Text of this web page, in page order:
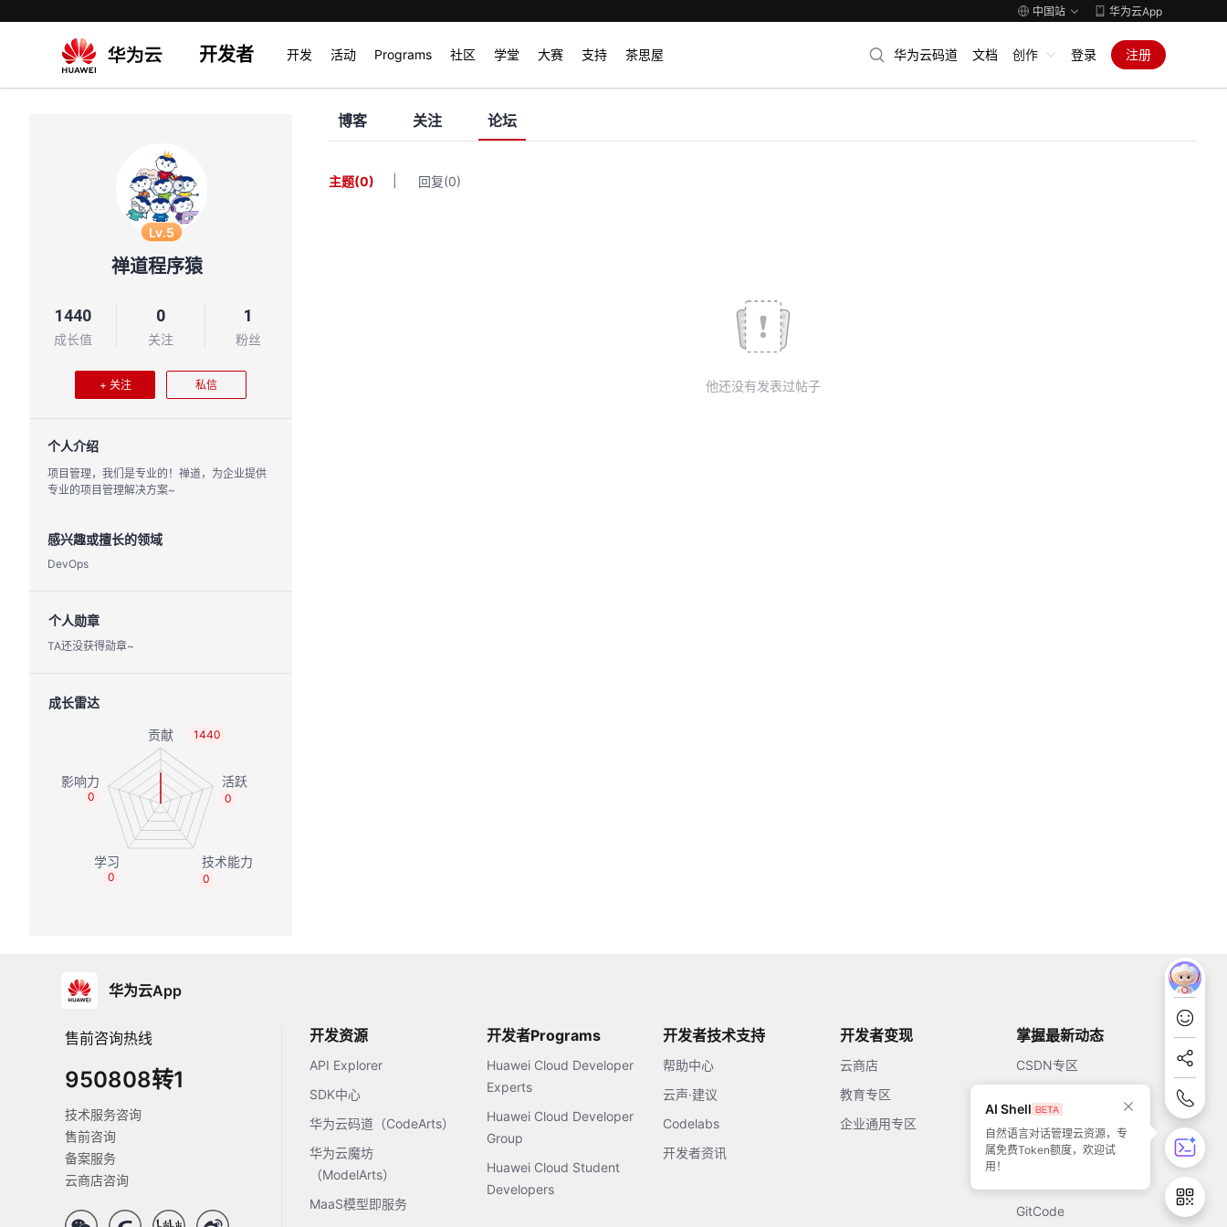
中国站 华为云App
开发者 开发 活动 Programs 社区 学堂 大赛 支持 茶思屋 华为云码道 文档 创作 登录 注册
Lv.5
禅道程序猿
1440
成长值
0
关注
1
粉丝
+ 关注 私信
个人介绍
项目管理，我们是专业的！禅道，为企业提供
专业的项目管理解决方案~
感兴趣或擅长的领域
DevOps
个人勋章
TA还没获得勋章~
成长雷达
1440
0
0
0
0
博客 关注 论坛
主题(0) 回复(0)
他还没有发表过帖子
华为云App
售前咨询热线
950808转1
技术服务咨询
售前咨询
备案服务
云商店咨询
开发资源
API Explorer
SDK中心
华为云码道（CodeArts）
华为云魔坊
（ModelArts）
MaaS模型即服务
开发者Programs
Huawei Cloud Developer
Experts
Huawei Cloud Developer
Group
Huawei Cloud Student
Developers
开发者技术支持
帮助中心
云声·建议
Codelabs
开发者资讯
开发者变现
云商店
教育专区
企业通用专区
掌握最新动态
CSDN专区
51CTO
GitCode
AI Shell
自然语言对话管理云资源，专
属免费Token额度，欢迎试
用！